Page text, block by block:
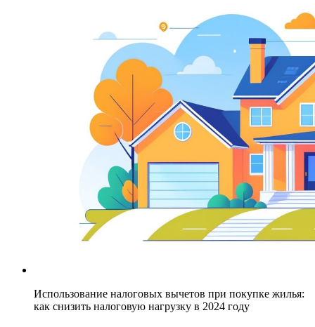
Использование налоговых вычетов при покупке жилья:
как снизить налоговую нагрузку в 2024 году